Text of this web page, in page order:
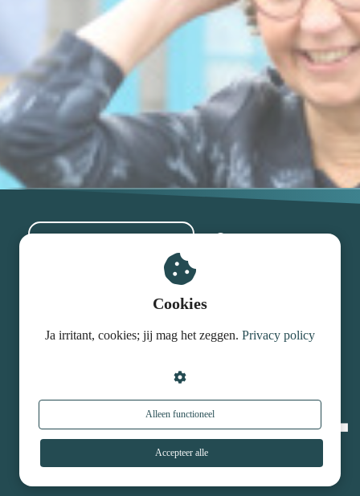
Algemene Leveringsvoorwaarden
© Voer voor verandering 2026
Cookies
Ja irritant, cookies; jij mag het zeggen. Privacy policy
Alleen functioneel
Accepteer alle